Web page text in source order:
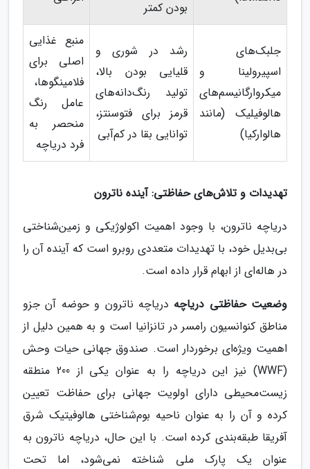
بودن کمتر
جلبک‌های
اسپیرولینا و
میکروارگانیسم‌های
هالوفیلیک (مانند
هالوارکیا)
رشد در شوری و
قلیایی بودن بالا،
تولید رنگ‌دانه‌های
قرمز برای فتوسنتز،
توانایی بقا در کم‌آبی
منبع غذایی
اصلی برای
فلامینگوها،
عامل رنگ
منحصر به
فرد دریاچه
تهدیدات و تلاش‌های حفاظتی: آینده ناترون
دریاچه ناترون، با وجود اهمیت اکولوژیکی و زمین‌شناختی
بی‌بدیل خود، با تهدیدات متعددی روبرو است که آینده آن را
در هاله‌ای از ابهام قرار داده است.
وضعیت حفاظتی دریاچه دریاچه ناترون و حوضه آن جزو
مناطق کنوانسیون رامسر در تانزانیا است و به همین دلیل از
اهمیت ویژه‌ای برخوردار است. صندوق جهانی حیات وحش
(WWF) نیز این دریاچه را به عنوان یکی از 200 منطقه
زیست‌محیطی دارای اولویت جهانی برای حفاظت تعیین
کرده و آن را به عنوان ناحیه بوم‌شناختی هالوفیتیک شرق
آفریقا طبقه‌بندی کرده است. با این حال، دریاچه ناترون به
عنوان یک پارک ملی شناخته نمی‌شود، اما تحت